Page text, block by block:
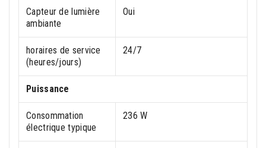
Capteur de lumière
ambiante
Oui
horaires de service
(heures/jours)
24/7
Puissance
Consommation
électrique typique
236 W